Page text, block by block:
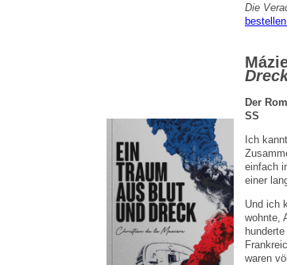
Die
bestellen.
Der
SS
Ich
einfach
einer
Und ich
wohnte,
waren